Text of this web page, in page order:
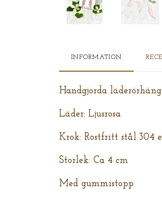
INFORMATION
Handgjorda
Läder: Ljusrosa
Krok: Rostfritt stål 304
Storlek: Ca 4 cm
Med gummistopp